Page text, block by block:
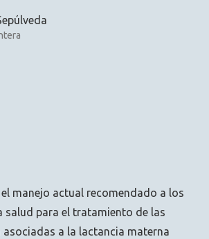
manejo actual recomendado a los
salud para el tratamiento de las
asociadas a la lactancia materna